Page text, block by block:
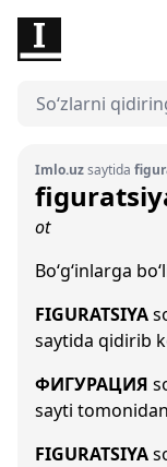
Imlo.uzsaytida
ot
Bo‘g‘inlarga
FIGURATSIYA
saytida qidirib
ФИГУРАЦИЯ
sayti
FIGURATSIYA